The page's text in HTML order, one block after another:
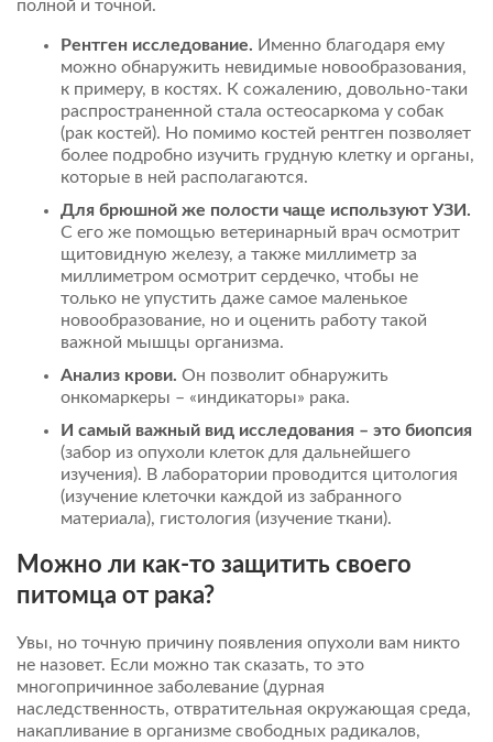
полной и точной.
Рентген исследование. Именно благодаря ему
можно обнаружить невидимые новообразования,
к примеру, в костях. К сожалению, довольно-таки
распространенной стала остеосаркома у собак
(рак костей). Но помимо костей рентген позволяет
более подробно изучить грудную клетку и органы,
которые в ней располагаются.
Для брюшной же полости чаще используют УЗИ.
С его же помощью ветеринарный врач осмотрит
щитовидную железу, а также миллиметр за
миллиметром осмотрит сердечко, чтобы не
только не упустить даже самое маленькое
новообразование, но и оценить работу такой
важной мышцы организма.
Анализ крови. Он позволит обнаружить
онкомаркеры – «индикаторы» рака.
И самый важный вид исследования – это биопсия
(забор из опухоли клеток для дальнейшего
изучения). В лаборатории проводится цитология
(изучение клеточки каждой из забранного
материала), гистология (изучение ткани).
Можно ли как-то защитить своего
питомца от рака?
Увы, но точную причину появления опухоли вам никто
не назовет. Если можно так сказать, то это
многопричинное заболевание (дурная
наследственность, отвратительная окружающая среда,
накапливание в организме свободных радикалов,